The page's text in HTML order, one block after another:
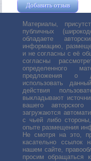
Добавить отзыв
Материалы,
публичных
обладаете
информацию,
и не согласны с её
согласны
определенного
предложения о
использовать
действия
выкладывают
вашего
загружаются
с чьей либо
опыте размещения
Не смотря на это,
касательно ссылок
нашем сайте,
просим обращаться